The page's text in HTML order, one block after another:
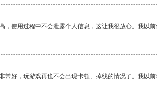
，使用过程中不会泄露个人信息，这让我很放心。我以
常好，玩游戏再也不会出现卡顿、掉线的情况了。我以